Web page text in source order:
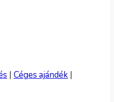
| Céges ajándék |